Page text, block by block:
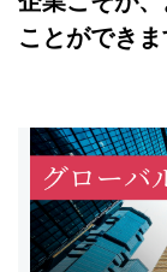
ことができま